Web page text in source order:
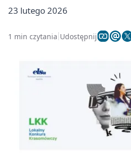
23 lutego 2026
1 min czytania Udostępnij